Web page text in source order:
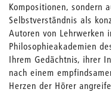
Kompositionen, sondern
Selbstverständnis als
Autoren von Lehrwerken
Philosophieakademien
Ihrem Gedächtnis, ihrer
nach einem
Herzen der Hörer